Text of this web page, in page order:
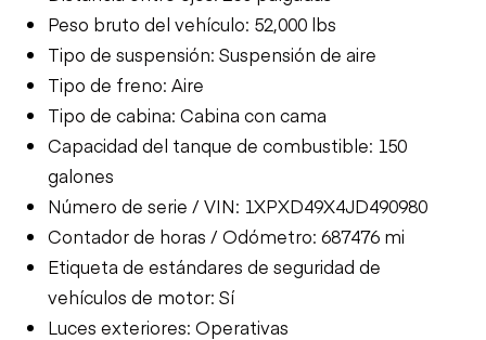
Peso bruto del vehículo: 52,000 lbs
Tipo de suspensión: Suspensión de aire
Tipo de freno: Aire
Tipo de cabina: Cabina con cama
Capacidad del tanque de combustible: 150
galones
Número de serie / VIN: 1XPXD49X4JD490980
Contador de horas / Odómetro: 687476 mi
Etiqueta de estándares de seguridad de
vehículos de motor: Sí
Luces exteriores: Operativas